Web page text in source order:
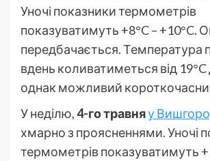
Уночі показники термометрів
показуватимуть +8°C – +10°C.
передбачається. Температура
вдень коливатиметься від 19°C
однак можливий
У неділю,4-го травняу
хмарно з проясненнями. Уночі
термометрів показуватимуть